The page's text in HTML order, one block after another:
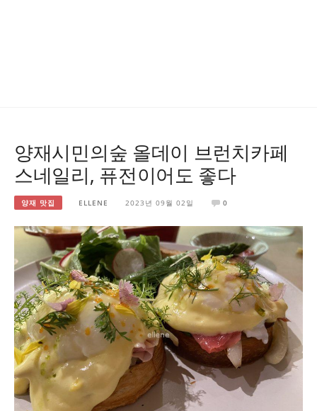
양재시민의숲 올데이 브런치카페
스네일리, 퓨전이어도 좋다
양재 맛집 ELLENE 2023년 09월 02일 0